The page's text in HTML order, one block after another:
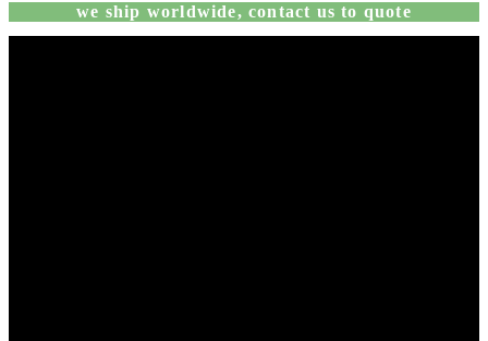
we ship worldwide, contact us to quote